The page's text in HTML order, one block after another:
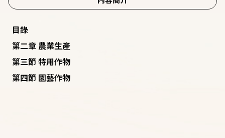
目錄
第二章 農業生產
第三節 特用作物
第四節 園藝作物